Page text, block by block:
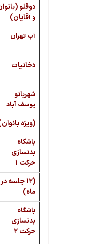
دوقلو
و آقایان)
آب تهران
دخانیات
شهربانو
یوسف آباد
(ویژه
باشگاه
بدنسازی
حرکت ۱
(۱۲ جلسه در
ماه)
باشگاه
بدنسازی
حرکت ۲